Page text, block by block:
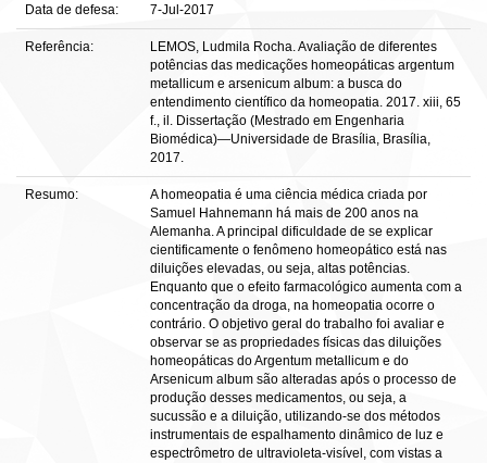
Data de defesa: 7-Jul-2017
Referência:
LEMOS, Ludmila Rocha. Avaliação de diferentes
potências das medicações homeopáticas argentum
metallicum e arsenicum album: a busca do
entendimento científico da homeopatia. 2017. xiii, 65
f., il. Dissertação (Mestrado em Engenharia
Biomédica)—Universidade de Brasília, Brasília,
2017.
Resumo:
A homeopatia é uma ciência médica criada por
Samuel Hahnemann há mais de 200 anos na
Alemanha. A principal dificuldade de se explicar
cientificamente o fenômeno homeopático está nas
diluições elevadas, ou seja, altas potências.
Enquanto que o efeito farmacológico aumenta com a
concentração da droga, na homeopatia ocorre o
contrário. O objetivo geral do trabalho foi avaliar e
observar se as propriedades físicas das diluições
homeopáticas do Argentum metallicum e do
Arsenicum album são alteradas após o processo de
produção desses medicamentos, ou seja, a
sucussão e a diluição, utilizando-se dos métodos
instrumentais de espalhamento dinâmico de luz e
espectrômetro de ultravioleta-visível, com vistas a